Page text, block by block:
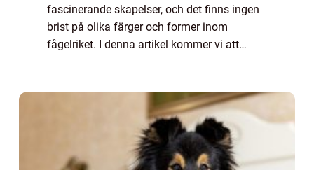
fascinerande skapelser, och det finns ingen
brist på olika färger och former inom
fågelriket. I denna artikel kommer vi att